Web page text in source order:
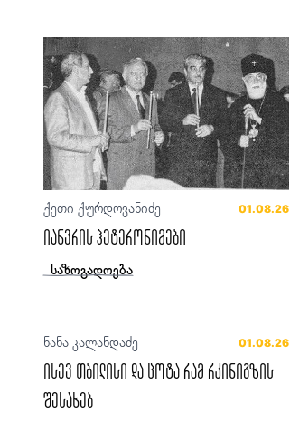
ქეთი ქურდოვანიძე 01.08.26
იანვრის ჰეტერონიმები
საზოგადოება
ნანა კალანდაძე 01.08.26
ისევ თბილისი და ცოტა რამ რკინიგზის
შესახებ